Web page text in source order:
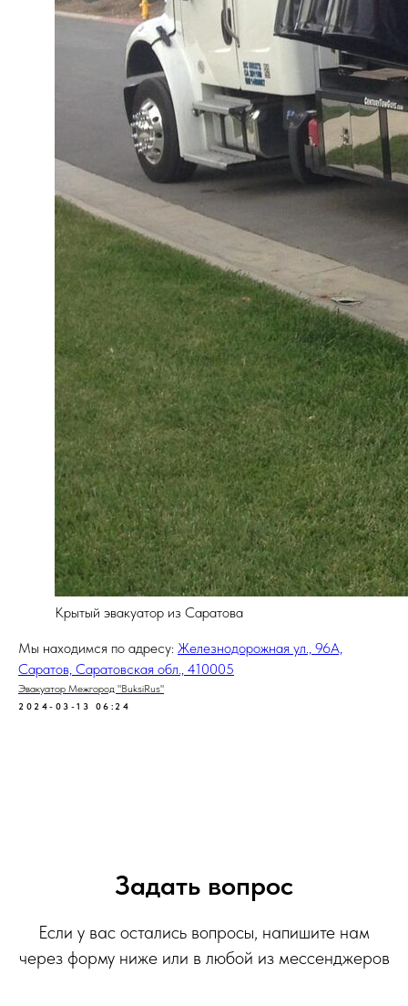
Крытый эвакуатор из Саратова
Мы находимся по адресу: Железнодорожная ул., 96А,
Саратов, Саратовская обл., 410005
Эвакуатор Межгород "BuksiRus"
2024-03-13 06:24
Задать вопрос
Если у вас остались вопросы, напишите нам
через форму ниже или в любой из мессенджеров